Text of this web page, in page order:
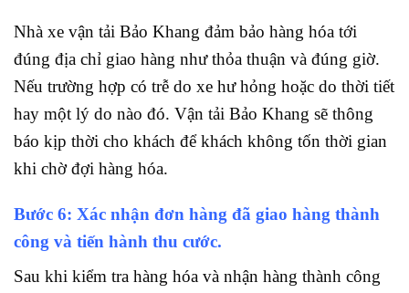
Nhà xe vận tải Bảo Khang đảm bảo hàng hóa tới
đúng địa chỉ giao hàng như thỏa thuận và đúng giờ.
Nếu trường hợp có trễ do xe hư hỏng hoặc do thời tiết
hay một lý do nào đó. Vận tải Bảo Khang sẽ thông
báo kịp thời cho khách để khách không tốn thời gian
khi chờ đợi hàng hóa.
Bước 6: Xác nhận đơn hàng đã giao hàng thành
công và tiến hành thu cước.
Sau khi kiểm tra hàng hóa và nhận hàng thành công